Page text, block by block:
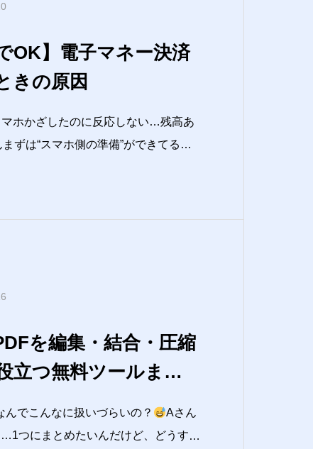
OK】電子マネー決済
きの原因
ホかざしたのに反応しない…残高あ
まずは“スマホ側の準備”ができてるか
を編集・結合・圧縮
立つ無料ツールまと
でこんなに扱いづらいの？
Aさん
つにまとめたいんだけど、どうすれ